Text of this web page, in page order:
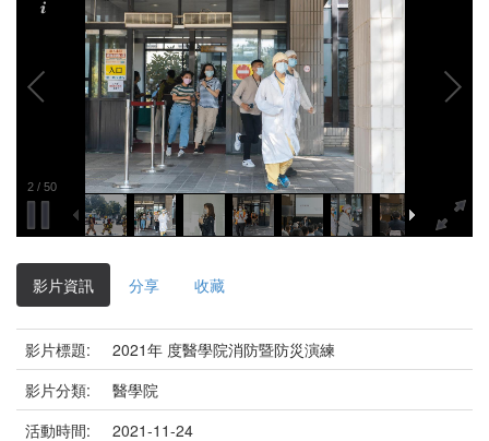
2 / 50
影片資訊 分享 收藏
影片標題:
2021年 度醫學院消防暨防災演練
影片分類:
醫學院
活動時間:
2021-11-24